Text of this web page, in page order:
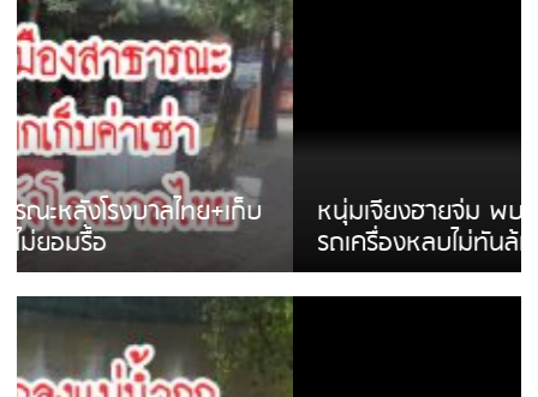
หนุ่มเจียงฮายจ่ม พบถังน้ำดื่มตกกลางถนน
รถเครื่องหลบไม่ทันล้มบาดเจ็บ